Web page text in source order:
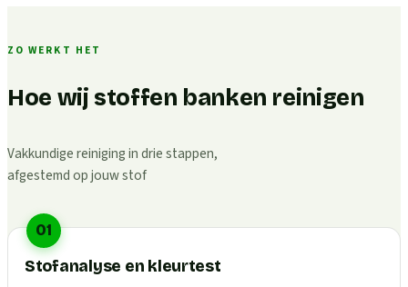
ZO WERKT HET
Hoe wij stoffen banken reinigen
Vakkundige reiniging in drie stappen,
afgestemd op jouw stof
01
Stofanalyse en kleurtest